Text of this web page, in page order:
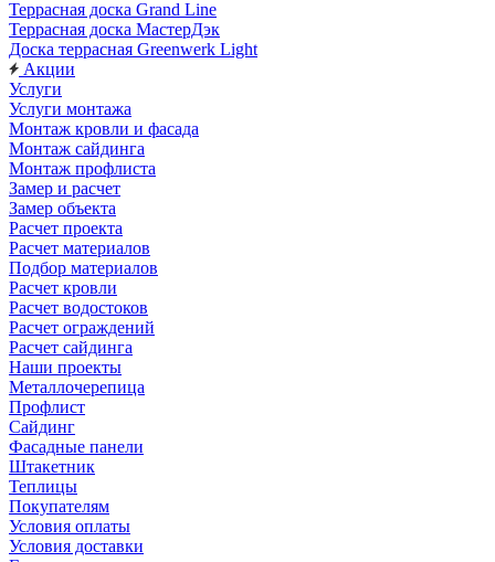
Террасная доска Grand Line
Террасная доска МастерДэк
Доска террасная Greenwerk Light
Акции
Услуги
Услуги монтажа
Монтаж кровли и фасада
Монтаж сайдинга
Монтаж профлиста
Замер и расчет
Замер объекта
Расчет проекта
Расчет материалов
Подбор материалов
Расчет кровли
Расчет водостоков
Расчет ограждений
Расчет сайдинга
Наши проекты
Металлочерепица
Профлист
Сайдинг
Фасадные панели
Штакетник
Теплицы
Покупателям
Условия оплаты
Условия доставки